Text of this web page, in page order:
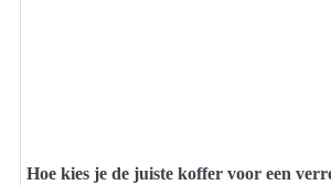
Hoe kies je de juiste koffer voor een